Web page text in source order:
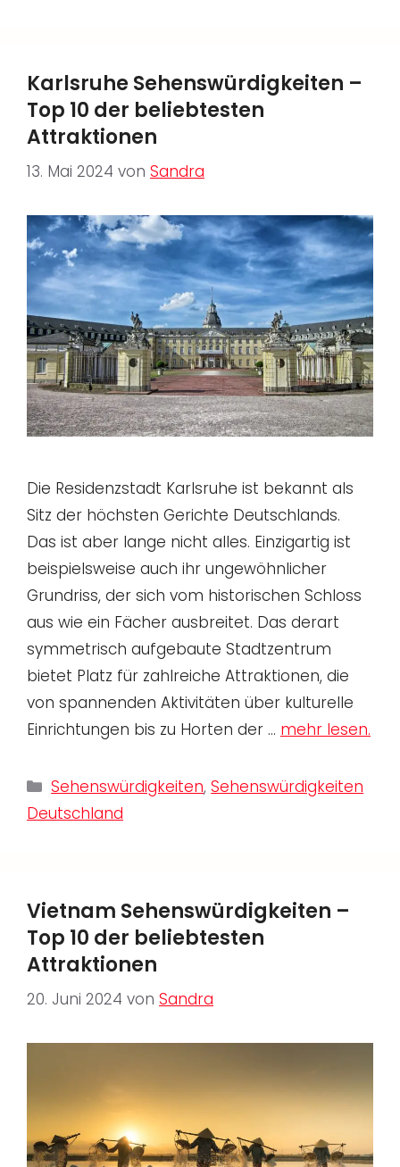
Karlsruhe Sehenswürdigkeiten –
Top 10 der beliebtesten
Attraktionen
13. Mai 2024 von Sandra
Die Residenzstadt Karlsruhe ist bekannt als
Sitz der höchsten Gerichte Deutschlands.
Das ist aber lange nicht alles. Einzigartig ist
beispielsweise auch ihr ungewöhnlicher
Grundriss, der sich vom historischen Schloss
aus wie ein Fächer ausbreitet. Das derart
symmetrisch aufgebaute Stadtzentrum
bietet Platz für zahlreiche Attraktionen, die
von spannenden Aktivitäten über kulturelle
Einrichtungen bis zu Horten der … mehr lesen.
Kategorien
Sehenswürdigkeiten,Sehenswürdigkeiten
Deutschland
Vietnam Sehenswürdigkeiten –
Top 10 der beliebtesten
Attraktionen
20. Juni 2024 von Sandra